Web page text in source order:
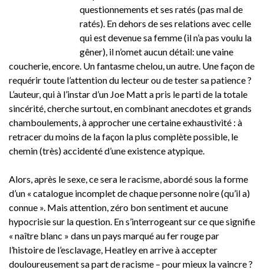
questionnements et ses ratés (pas mal de
ratés). En dehors de ses relations avec celle
qui est devenue sa femme (il n’a pas voulu la
gêner), il n’omet aucun détail: une vaine
coucherie, encore. Un fantasme chelou, un autre. Une façon de
requérir toute l’attention du lecteur ou de tester sa patience ?
L’auteur, qui à l’instar d’un Joe Matt a pris le parti de la totale
sincérité, cherche surtout, en combinant anecdotes et grands
chamboulements, à approcher une certaine exhaustivité : à
retracer du moins de la façon la plus complète possible, le
chemin (très) accidenté d’une existence atypique.
Alors, après le sexe, ce sera le racisme, abordé sous la forme
d’un « catalogue incomplet de chaque personne noire (qu’il a)
connue ». Mais attention, zéro bon sentiment et aucune
hypocrisie sur la question. En s’interrogeant sur ce que signifie
« naître blanc » dans un pays marqué au fer rouge par
l’histoire de l’esclavage, Heatley en arrive à accepter
douloureusement sa part de racisme – pour mieux la vaincre ?